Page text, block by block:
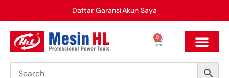
Daftar GaransiAkun Saya
0